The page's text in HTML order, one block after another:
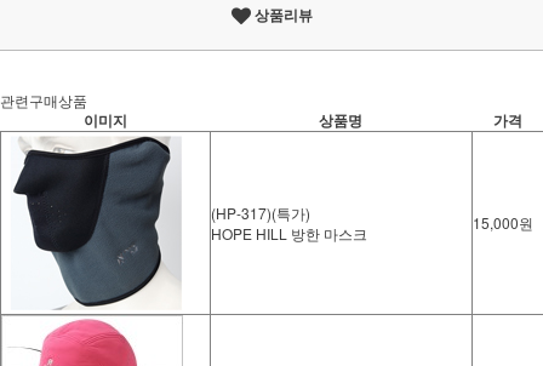
상품리뷰
관련구매상품
이미지 상품명 가격
(HP-317)(특가)
HOPE HILL 방한 마스크
15,000원